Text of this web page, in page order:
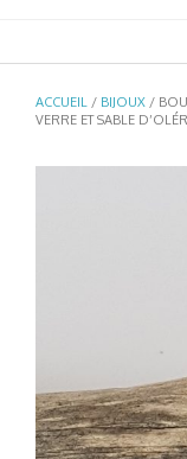
ACCUEIL / BIJOUX /
VERRE ET SABLE